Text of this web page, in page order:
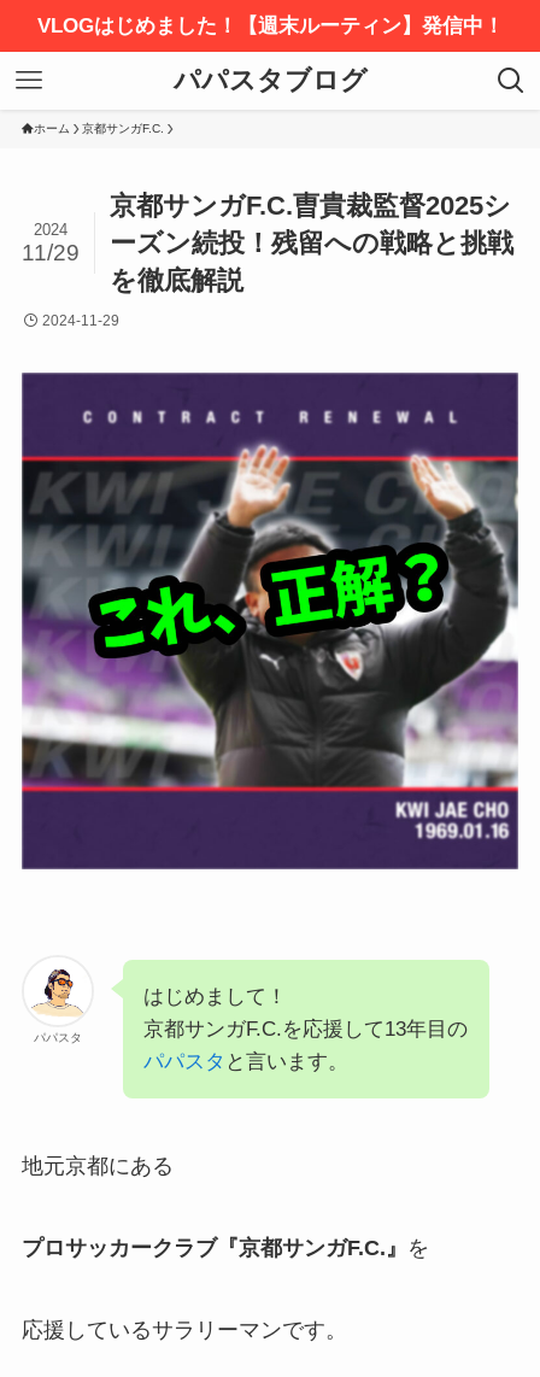
VLOGはじめました！【週末ルーティン】発信中！
パパスタブログ
ホーム 京都サンガF.C.
京都サンガF.C.曺貴裁監督2025シ
ーズン続投！残留への戦略と挑戦
を徹底解説
2024
11/29
2024-11-29
パパスタ
はじめまして！
京都サンガF.C.を応援して13年目の
パパスタ と言います。
地元京都にある
プロサッカークラブ『京都サンガF.C.』 を
応援しているサラリーマンです。